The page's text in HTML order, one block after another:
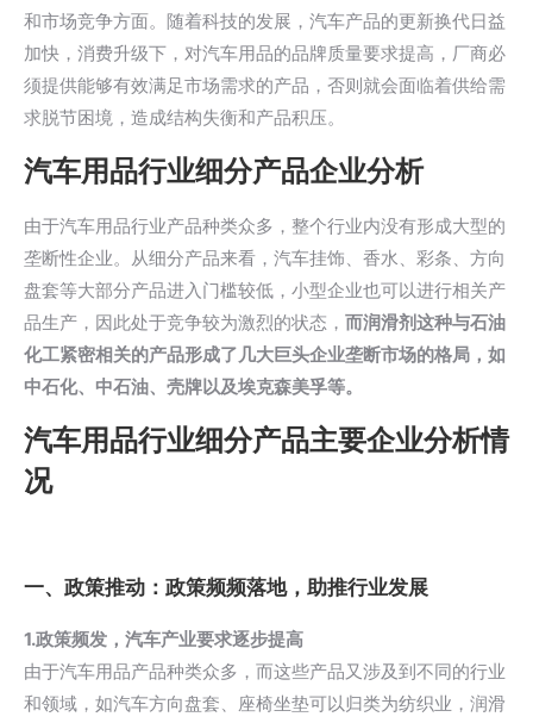
和市场竞争方面。随着科技的发展，汽车产品的更新换代日益
加快，消费升级下，对汽车用品的品牌质量要求提高，厂商必
须提供能够有效满足市场需求的产品，否则就会面临着供给需
求脱节困境，造成结构失衡和产品积压。
汽车用品行业细分产品企业分析
由于汽车用品行业产品种类众多，整个行业内没有形成大型的
垄断性企业。从细分产品来看，汽车挂饰、香水、彩条、方向
盘套等大部分产品进入门槛较低，小型企业也可以进行相关产
品生产，因此处于竞争较为激烈的状态， 而润滑剂这种与石油
化工紧密相关的产品形成了几大巨头企业垄断市场的格局，如
中石化、中石油、壳牌以及埃克森美孚等。
汽车用品行业细分产品主要企业分析情
况
一、政策推动：政策频频落地，助推行业发展
1.政策频发，汽车产业要求逐步提高
由于汽车用品产品种类众多，而这些产品又涉及到不同的行业
和领域，如汽车方向盘套、座椅坐垫可以归类为纺织业，润滑